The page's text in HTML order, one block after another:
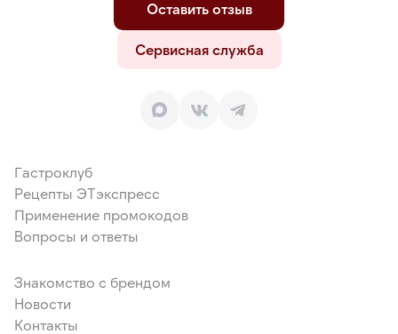
Оставить отзыв
Сервисная служба
Гастроклуб
Рецепты ЭТэкспресс
Применение промокодов
Вопросы и ответы
Знакомство с брендом
Новости
Контакты